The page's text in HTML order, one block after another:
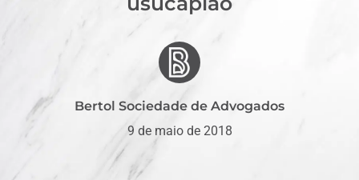
Bertol Sociedade de Advogados
9 de maio de 2018